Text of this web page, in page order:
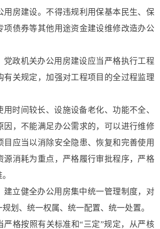
用房建设。不得违规利用保基本民生、保
项债券等其他用途资金建设维修改造办公
政机关办公用房建设应当严格执行工程
有关规定，加强对工程项目的全过程监理
用时间较长、设施设备老化、功能不全、
因，不能满足办公需求的，可以进行维修
目应当以消除安全隐患、恢复和完善使用
源消耗为重点，严格履行审批程序，严格
立健全办公用房集中统一管理制度，对
划、统一权属、统一配置、统一处置。
严格按照有关标准和“三定”规定，从严核